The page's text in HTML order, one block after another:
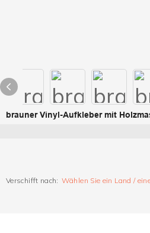
brauner Vinyl-Aufkleber mit
Verschifft nach: Wählen Sie ein Land /